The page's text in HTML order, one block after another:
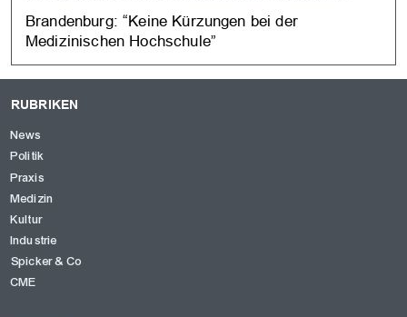
Brandenburg: “Keine Kürzungen bei der
Medizinischen Hochschule”
RUBRIKEN
News
Politik
Praxis
Medizin
Kultur
Industrie
Spicker & Co
CME